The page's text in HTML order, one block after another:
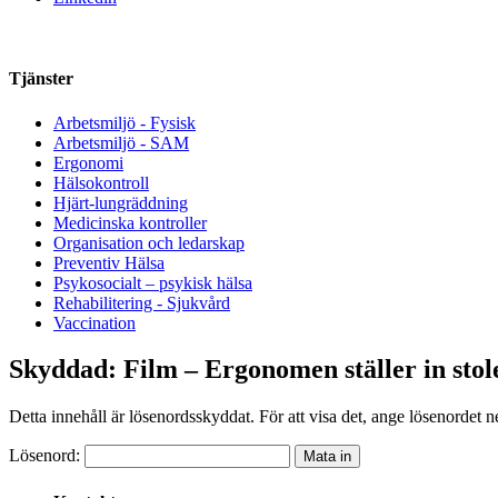
Tjänster
Arbetsmiljö - Fysisk
Arbetsmiljö - SAM
Ergonomi
Hälsokontroll
Hjärt-lungräddning
Medicinska kontroller
Organisation och ledarskap
Preventiv Hälsa
Psykosocialt – psykisk hälsa
Rehabilitering - Sjukvård
Vaccination
Skyddad: Film – Ergonomen ställer in
Detta innehåll är lösenordsskyddat. För att visa det, ange lösenordet
Lösenord: